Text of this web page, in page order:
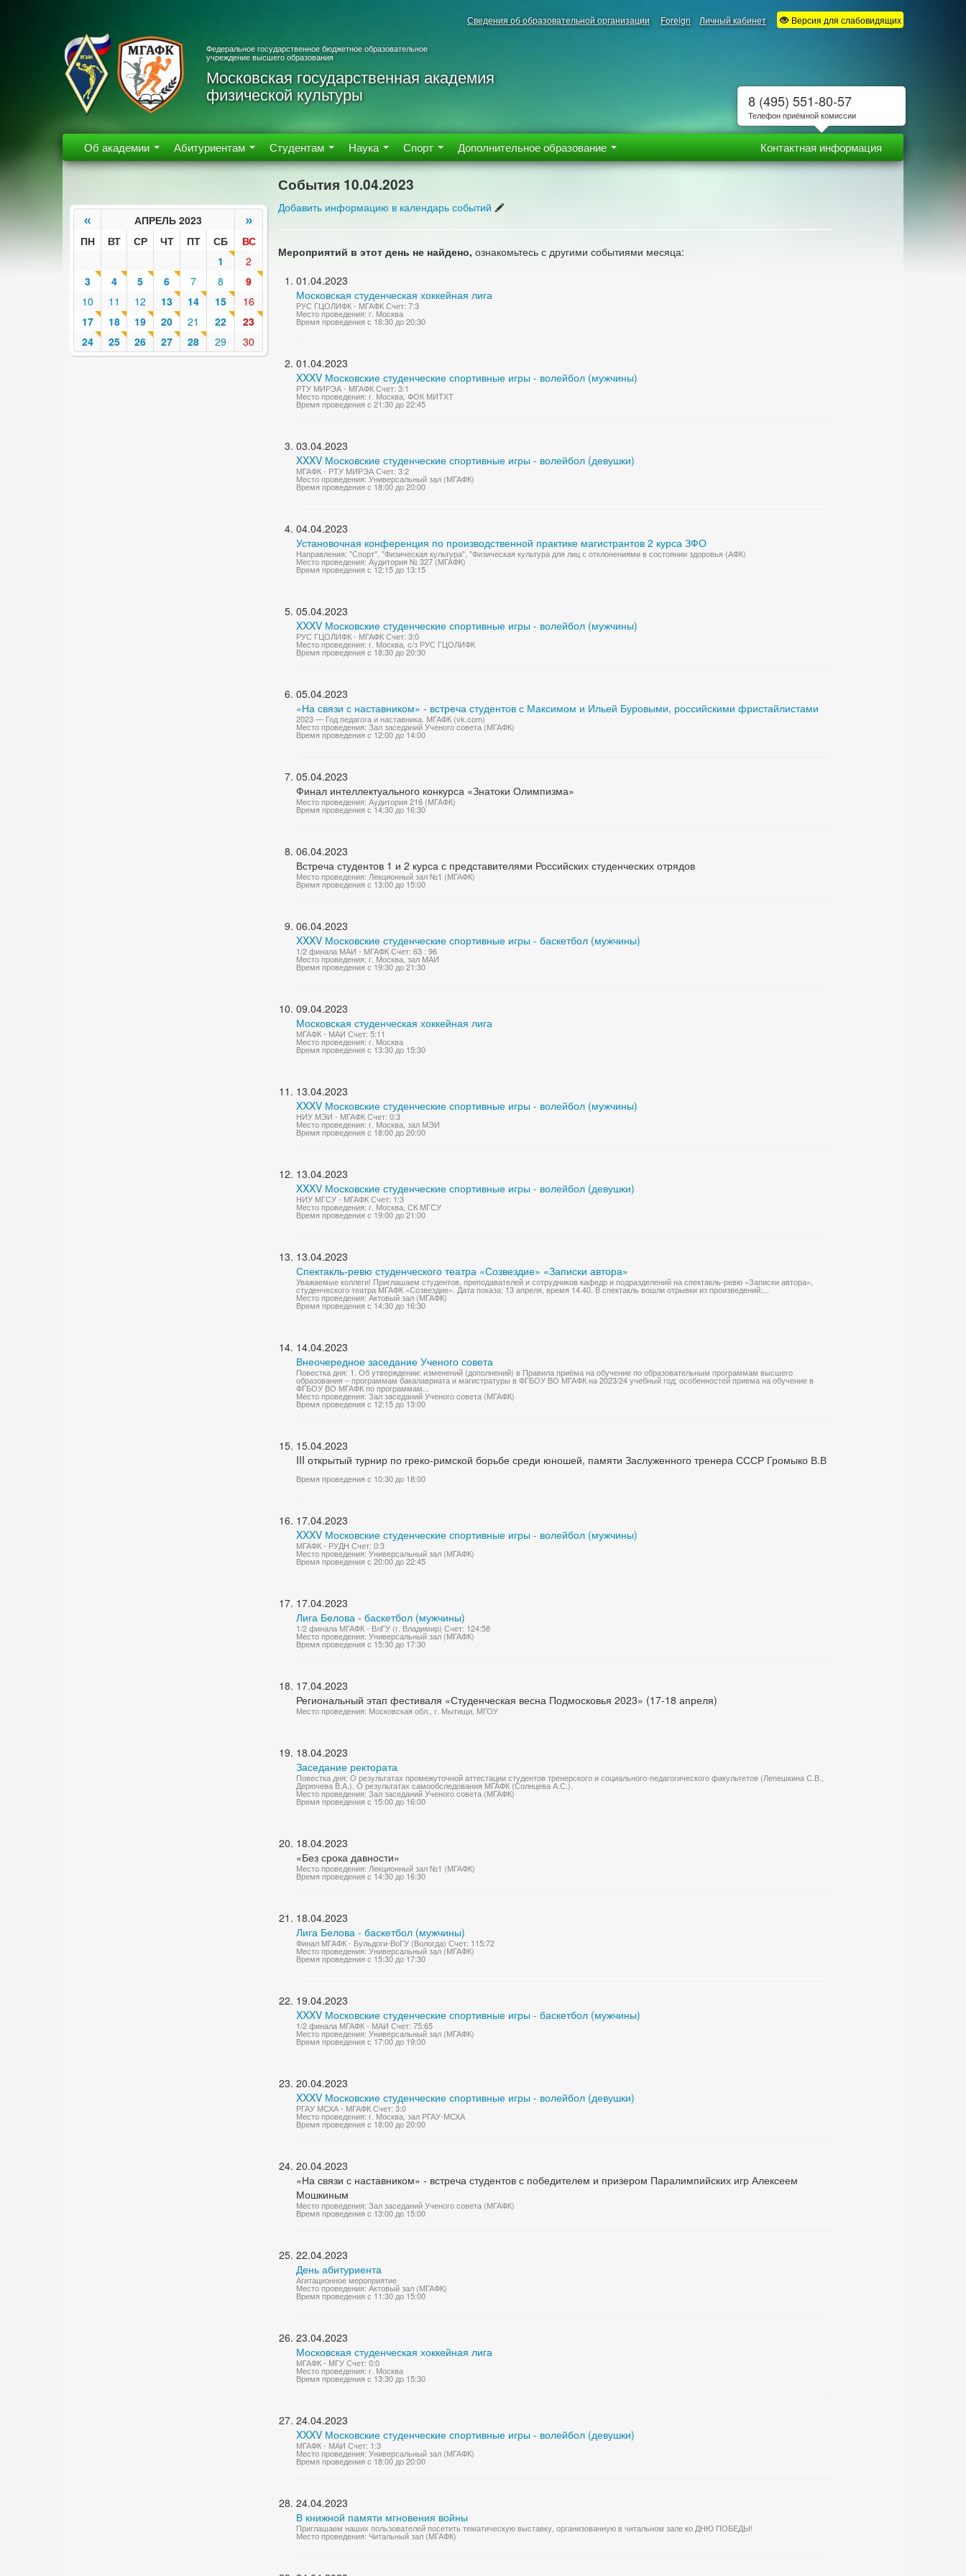
Сведения об образовательной организации Foreign Личный кабинет Версия для слабовидящих
Федеральное государственное бюджетное образовательное
учреждение высшего образования
Московская государственная академия
физической культуры
Об академии Абитуриентам Студентам Наука Спорт Дополнительное образование Контактная информация
« АПРЕЛЬ 2023 »
ПН ВТ СР ЧТ ПТ СБ
ВС
1
2
3
4 5 6 7 8
9
10
11 12 13 14 15
16
17
18 19 20 21 22
23
24
25 26 27 28 29 30
События 10.04.2023
Добавить информацию в календарь событий
Мероприятий в этот день не найдено, ознакомьтесь с другими событиями месяца:
01.04.2023
Московская студенческая хоккейная лига
РУС ГЦОЛИФК - МГАФК Счет: 7:3
Место проведения: г. Москва
Время проведения с 18:30 до 20:30
01.04.2023
XXXV Московские студенческие спортивные игры - волейбол (мужчины)
РТУ МИРЭА - МГАФК Счет: 3:1
Место проведения: г. Москва, ФОК МИТХТ
Время проведения с 21:30 до 22:45
03.04.2023
XXXV Московские студенческие спортивные игры - волейбол (девушки)
МГАФК - РТУ МИРЭА Счет: 3:2
Место проведения: Универсальный зал (МГАФК)
Время проведения с 18:00 до 20:00
04.04.2023
Установочная конференция по производственной практике магистрантов 2 курса ЗФО
Направления: "Спорт", "Физическая культура", "Физическая культура для лиц с отклонениями в состоянии здоровья (АФК)
Место проведения: Аудитория № 327 (МГАФК)
Время проведения с 12:15 до 13:15
05.04.2023
XXXV Московские студенческие спортивные игры - волейбол (мужчины)
РУС ГЦОЛИФК - МГАФК Счет: 3:0
Место проведения: г. Москва, с/з РУС ГЦОЛИФК
Время проведения с 18:30 до 20:30
05.04.2023
«На связи с наставником» - встреча студентов с Максимом и Ильей Буровыми, российскими фристайлистами
2023 — Год педагога и наставника. МГАФК (vk.com)
Место проведения: Зал заседаний Ученого совета (МГАФК)
Время проведения с 12:00 до 14:00
05.04.2023
Финал интеллектуального конкурса «Знатоки Олимпизма»
Место проведения: Аудитория 216 (МГАФК)
Время проведения с 14:30 до 16:30
06.04.2023
Встреча студентов 1 и 2 курса с представителями Российских студенческих отрядов
Место проведения: Лекционный зал №1 (МГАФК)
Время проведения с 13:00 до 15:00
06.04.2023
XXXV Московские студенческие спортивные игры - баскетбол (мужчины)
1/2 финала МАИ - МГАФК Счет: 63 : 96
Место проведения: г. Москва, зал МАИ
Время проведения с 19:30 до 21:30
09.04.2023
Московская студенческая хоккейная лига
МГАФК - МАИ Счет: 5:11
Место проведения: г. Москва
Время проведения с 13:30 до 15:30
13.04.2023
XXXV Московские студенческие спортивные игры - волейбол (мужчины)
НИУ МЭИ - МГАФК Счет: 0:3
Место проведения: г. Москва, зал МЭИ
Время проведения с 18:00 до 20:00
13.04.2023
XXXV Московские студенческие спортивные игры - волейбол (девушки)
НИУ МГСУ - МГАФК Счет: 1:3
Место проведения: г. Москва, СК МГСУ
Время проведения с 19:00 до 21:00
13.04.2023
Спектакль-ревю студенческого театра «Созвездие» «Записки автора»
Уважаемые коллеги! Приглашаем студентов, преподавателей и сотрудников кафедр и подразделений на спектакль-ревю «Записки автора»,
студенческого театра МГАФК «Созвездие». Дата показа: 13 апреля, время 14.40. В спектакль вошли отрывки из произведений:...
Место проведения: Актовый зал (МГАФК)
Время проведения с 14:30 до 16:30
14.04.2023
Внеочередное заседание Ученого совета
Повестка дня: 1. Об утверждении: изменений (дополнений) в Правила приёма на обучение по образовательным программам высшего
образования – программам бакалавриата и магистратуры в ФГБОУ ВО МГАФК на 2023/24 учебный год; особенностей приема на обучение в
ФГБОУ ВО МГАФК по программам...
Место проведения: Зал заседаний Ученого совета (МГАФК)
Время проведения с 12:15 до 13:00
15.04.2023
III открытый турнир по греко-римской борьбе среди юношей, памяти Заслуженного тренера СССР Громыко В.В
Время проведения с 10:30 до 18:00
17.04.2023
XXXV Московские студенческие спортивные игры - волейбол (мужчины)
МГАФК - РУДН Счет: 0:3
Место проведения: Универсальный зал (МГАФК)
Время проведения с 20:00 до 22:45
17.04.2023
Лига Белова - баскетбол (мужчины)
1/2 финала МГАФК - ВлГУ (г. Владимир) Счет: 124:58
Место проведения: Универсальный зал (МГАФК)
Время проведения с 15:30 до 17:30
17.04.2023
Региональный этап фестиваля «Студенческая весна Подмосковья 2023» (17-18 апреля)
Место проведения: Московская обл., г. Мытищи, МГОУ
18.04.2023
Заседание ректората
Повестка дня: О результатах промежуточной аттестации студентов тренерского и социального-педагогического факультетов (Лепешкина С.В.,
Дерючева В.А.). О результатах самообследования МГАФК (Солнцева А.С.).
Место проведения: Зал заседаний Ученого совета (МГАФК)
Время проведения с 15:00 до 16:00
18.04.2023
«Без срока давности»
Место проведения: Лекционный зал №1 (МГАФК)
Время проведения с 14:30 до 16:30
18.04.2023
Лига Белова - баскетбол (мужчины)
Финал МГАФК - Бульдоги-ВоГУ (Вологда) Счет: 115:72
Место проведения: Универсальный зал (МГАФК)
Время проведения с 15:30 до 17:30
19.04.2023
XXXV Московские студенческие спортивные игры - баскетбол (мужчины)
1/2 финала МГАФК - МАИ Счет: 75:65
Место проведения: Универсальный зал (МГАФК)
Время проведения с 17:00 до 19:00
20.04.2023
XXXV Московские студенческие спортивные игры - волейбол (девушки)
РГАУ МСХА - МГАФК Счет: 3:0
Место проведения: г. Москва, зал РГАУ-МСХА
Время проведения с 18:00 до 20:00
20.04.2023
«На связи с наставником» - встреча студентов с победителем и призером Паралимпийских игр Алексеем
Мошкиным
Место проведения: Зал заседаний Ученого совета (МГАФК)
Время проведения с 13:00 до 15:00
22.04.2023
День абитуриента
Агитационное мероприятие
Место проведения: Актовый зал (МГАФК)
Время проведения с 11:30 до 15:00
23.04.2023
Московская студенческая хоккейная лига
МГАФК - МГУ Счет: 0:0
Место проведения: г. Москва
Время проведения с 13:30 до 15:30
24.04.2023
XXXV Московские студенческие спортивные игры - волейбол (девушки)
МГАФК - МАИ Счет: 1:3
Место проведения: Универсальный зал (МГАФК)
Время проведения с 18:00 до 20:00
24.04.2023
В книжной памяти мгновения войны
Приглашаем наших пользователей посетить тематическую выставку, организованную в читальном зале ко ДНЮ ПОБЕДЫ!
Место проведения: Читальный зал (МГАФК)
8 (495) 551-80-57
Телефон приёмной комиссии